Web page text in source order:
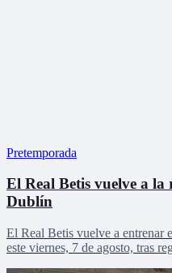
Pretemporada
El Real Betis vuelve a
Dublín
El Real Betis vuelve a entrenar
este viernes, 7 de agosto, tras